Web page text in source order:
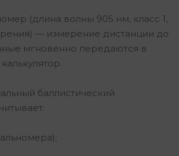
(длина волны 905 нм, класс 1,
— измерение дистанции до
мгновенно передаются в
баллистический